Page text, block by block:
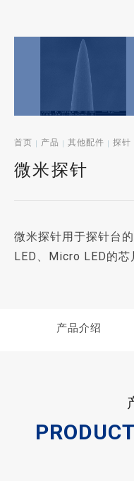
首页 产品 其他配件 探针
微米探针
微米探针用于探针台
LED、Micro LED的芯
产品介绍